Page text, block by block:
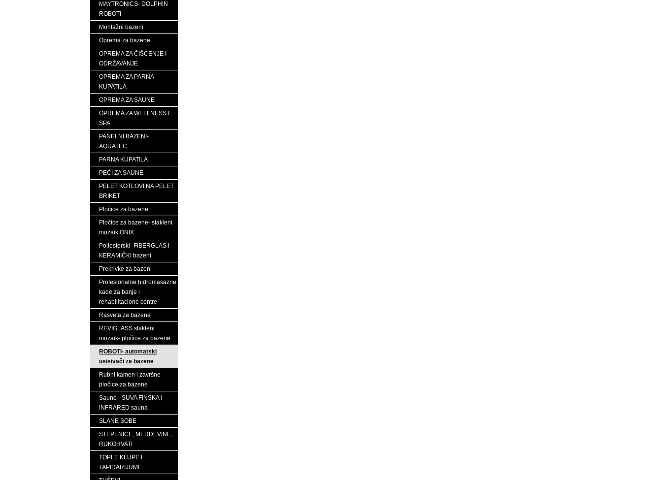
MAYTRONICS- DOLPHIN
ROBOTI
Montažni bazeni
Oprema za bazene
OPREMA ZA ČIŠĆENJE I
ODRŽAVANJE
OPREMA ZA PARNA
KUPATILA
OPREMA ZA SAUNE
OPREMA ZA WELLNESS I
SPA
PANELNI BAZENI-
AQUATEC
PARNA KUPATILA
PEĆI ZA SAUNE
PELET KOTLOVI NA PELET
BRIKET
Pločice za bazene
Pločice za bazene- stakleni
mozaik ONIX
Poliesterski- FIBERGLAS i
KERAMIČKI bazeni
Prekrivke za bazen
Profesionalne hidromasazne
kade za banje i
rehabilitacione centre
Rasveta za bazene
REVIGLASS stakleni
mozaik- pločice za bazene
ROBOTI- automatski
usisivači za bazene
Rubni kamen i završne
pločice za bazene
Saune - SUVA FINSKA i
INFRARED sauna
SLANE SOBE
STEPENICE, MERDEVINE,
RUKOHVATI
TOPLE KLUPE I
TAPIDARIJUMI